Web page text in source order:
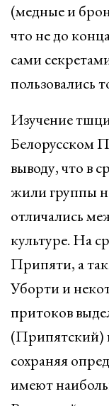
(медные и
что не до
сами
пользовались
Изучение
Белорусском
выводу, что в
жили группы
отличались
культуре. На
Припяти, а
Уборти и
притоков
(Припятский)
сохраняя
имеют